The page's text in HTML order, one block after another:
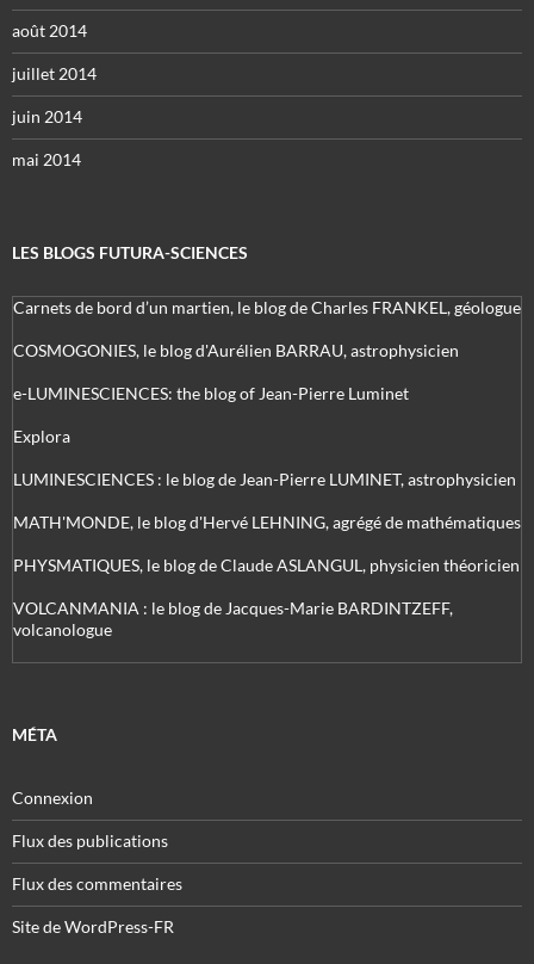
août 2014
juillet 2014
juin 2014
mai 2014
LES BLOGS FUTURA-SCIENCES
Carnets de bord d’un martien, le blog de Charles FRANKEL, géologue
COSMOGONIES, le blog d'Aurélien BARRAU, astrophysicien
e-LUMINESCIENCES: the blog of Jean-Pierre Luminet
Explora
LUMINESCIENCES : le blog de Jean-Pierre LUMINET, astrophysicien
MATH'MONDE, le blog d'Hervé LEHNING, agrégé de mathématiques
PHYSMATIQUES, le blog de Claude ASLANGUL, physicien théoricien
VOLCANMANIA : le blog de Jacques-Marie BARDINTZEFF,
volcanologue
MÉTA
Connexion
Flux des publications
Flux des commentaires
Site de WordPress-FR